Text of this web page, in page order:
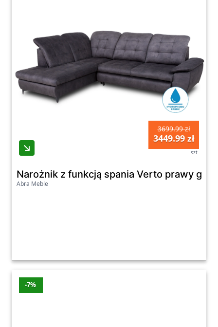
3699.99 zł
3449.99 zł
szt
Narożnik z funkcją spania Verto prawy
Abra Meble
-7%